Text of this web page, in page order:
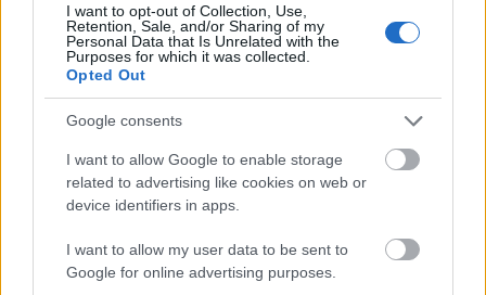
I want to opt-out of Collection, Use,
Retention, Sale, and/or Sharing of my
Personal Data that Is Unrelated with the
Purposes for which it was collected.
Opted Out
Google consents
I want to allow Google to enable storage
related to advertising like cookies on web or
device identifiers in apps.
I want to allow my user data to be sent to
Google for online advertising purposes.
Belváros-Lipótváros
Újragondolják Lipótváros rejtett, zöld parkját
Indulhat a Honvéd tér megújításának tervezése, ahol a
középpontba.